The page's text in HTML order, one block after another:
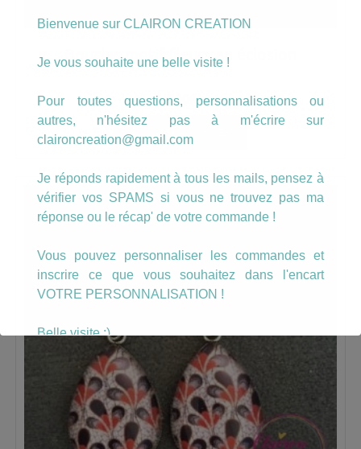
Boucles motif fleurs en éclosion
8.00
AJOUTER AU PANIER
Bienvenue sur CLAIRON CREATION
Je vous souhaite une belle visite !
Pour toutes questions, personnalisations ou
autres, n'hésitez pas à m'écrire sur
claironcreation@gmail.com
Je réponds rapidement à tous les mails, pensez à
vérifier vos SPAMS si vous ne trouvez pas ma
réponse ou le récap' de votre commande !
Vous pouvez personnaliser les commandes et
inscrire ce que vous souhaitez dans l'encart
VOTRE PERSONNALISATION !
Belle visite :)